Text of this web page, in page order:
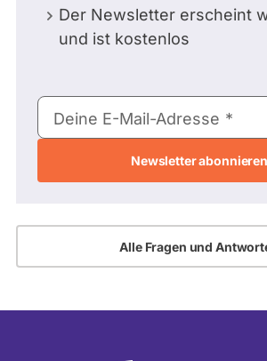
Der Newsletter erscheint
und ist kostenlos
E-
Mail-
Deine E-Mail-Adresse
Alle Fragen und